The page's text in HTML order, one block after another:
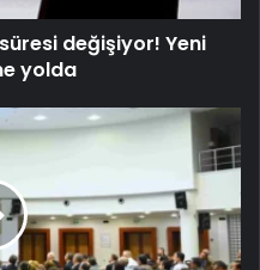
değişiyor! Yeni
yolda